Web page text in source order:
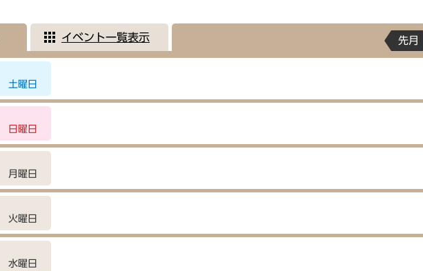
イベント一覧表示 先月
土曜日
日曜日
月曜日
火曜日
水曜日